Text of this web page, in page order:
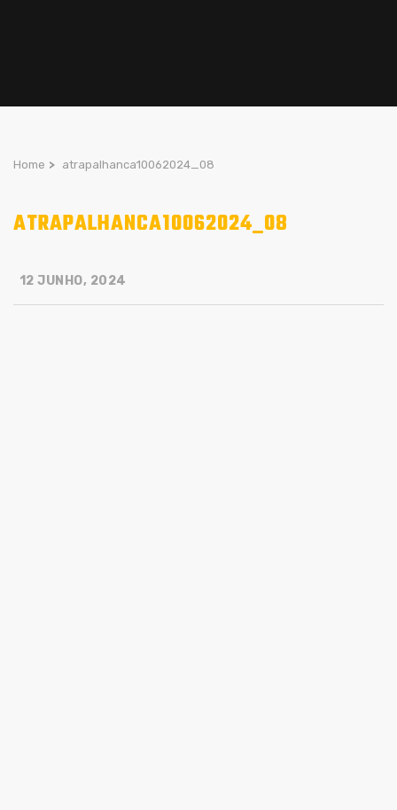
Home > atrapalhanca10062024_08
ATRAPALHANCA10062024_08
12 JUNHO, 2024